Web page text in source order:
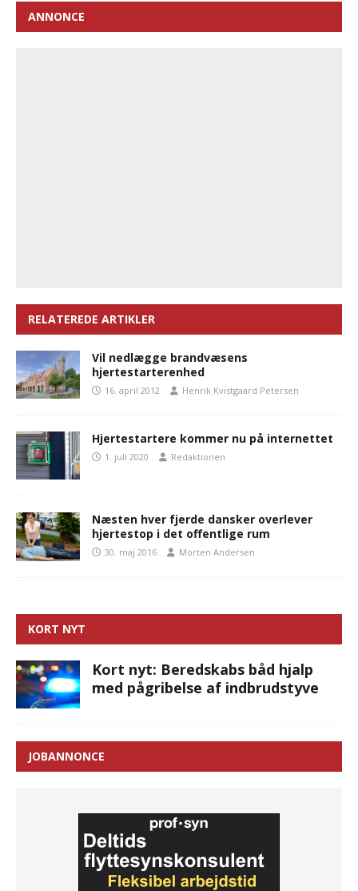
ANNONCE
RELATEREDE ARTIKLER
Vil nedlægge brandvæsens
hjertestarterenhed
16. april 2012 Henrik Kvistgaard Petersen
Hjertestartere kommer nu på internettet
1. juli 2020 Redaktionen
Næsten hver fjerde dansker overlever
hjertestop i det offentlige rum
30. maj 2016 Morten Andersen
KORT NYT
Kort nyt: Beredskabs båd hjalp
med pågribelse af indbrudstyve
JOBANNONCE